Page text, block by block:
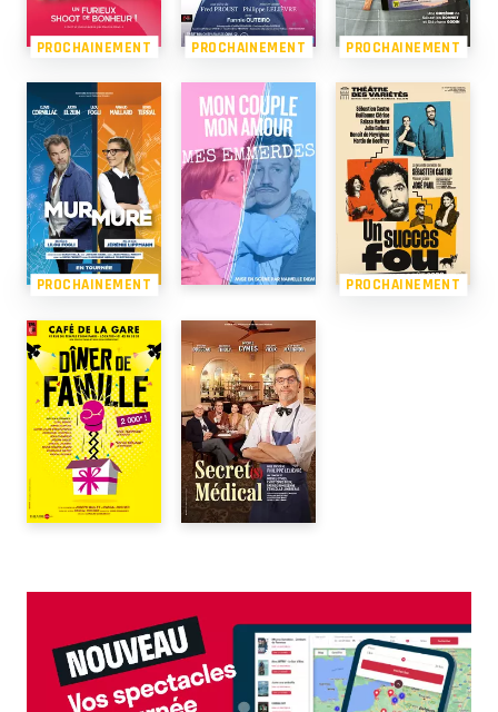
PROCHAINEMENT PROCHAINEMENT PROCHAINEMENT
PROCHAINEMENT PROCHAINEMENT